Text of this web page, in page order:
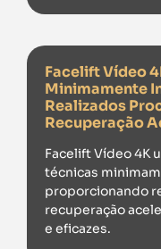
Facelift Vídeo
Minimamente
Realizados
Recuperação
Facelift Vídeo 4K
técnicas
proporcionando
recuperação
e eficazes.